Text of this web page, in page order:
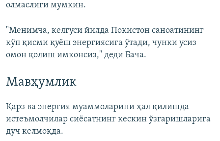
олмаслиги мумкин.
"Менимча, келгуси йилда Покистон саноатининг
кўп қисми қуёш энергиясига ўтади, чунки усиз
омон қолиш имконсиз," деди Бача.
Мавҳумлик
Қарз ва энергия муаммоларини ҳал қилишда
истеъмолчилар сиёсатнинг кескин ўзгаришларига
дуч келмоқда.